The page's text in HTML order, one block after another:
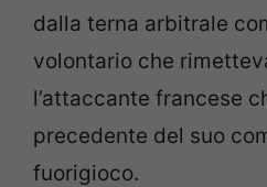
dalla terna arbitrale
volontario che
l’attaccante francese
precedente del suo
fuorigioco.